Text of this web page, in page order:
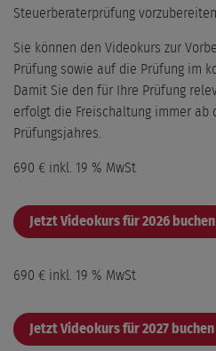
Steuerberaterprüfung
Sie können den Videokurs zur
Prüfung sowie auf die Prüfung im
Damit Sie den für Ihre Prüfung
erfolgt die Freischaltung immer ab
Prüfungsjahres.
690 € inkl. 19 % MwSt
Jetzt Videokurs für 2026 buchen
690 € inkl. 19 % MwSt
Jetzt Videokurs für 2027 buchen